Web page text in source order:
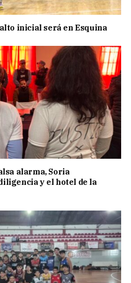
inicial será en Esquina
alarma, Soria
y el hotel de la